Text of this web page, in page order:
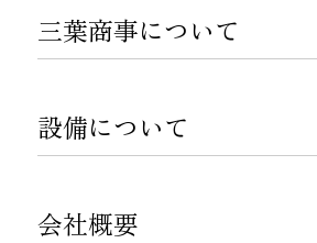
三葉商事について
設備について
会社概要